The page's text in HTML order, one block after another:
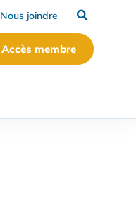
Nous joindre
Accès membre